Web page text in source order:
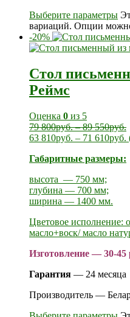
Выберите параметры
вариаций. Опции
-20%
Стол
Реймс
Оценка 0 из 5
79 800руб.–89 550руб.
63 810руб. – 71 610руб.
Габаритные размеры:
высота — 750 мм;
глубина — 700 мм;
ширина — 1400 мм.
Цветовое исполнение:
масло+воск/ масло
Изготовление — 30-45
Гарантия — 24 месяца
Производитель —